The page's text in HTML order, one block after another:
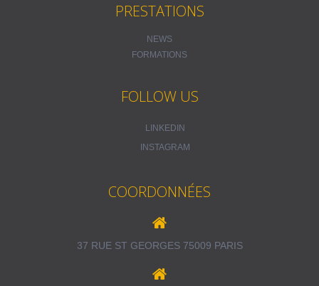
PRESTATIONS
NEWS
FORMATIONS
FOLLOW US
LINKEDIN
INSTAGRAM
COORDONNÉES
37 RUE ST GEORGES 75009 PARIS